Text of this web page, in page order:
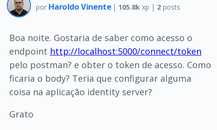
por Haroldo Vinente | 105.8k xp | 2 posts
Boa noite. Gostaria de saber como acesso o
endpoint http://localhost:5000/connect/token
pelo postman? e obter o token de acesso. Como
ficaria o body? Teria que configurar alguma
coisa na aplicação identity server?
Grato